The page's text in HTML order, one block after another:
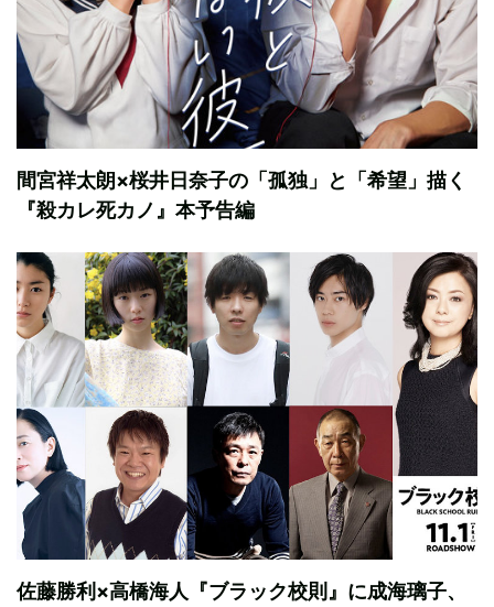
間宮祥太朗×桜井日奈子の「孤独」と「希望」描く
『殺カレ死カノ』本予告編
佐藤勝利×高橋海人『ブラック校則』に成海璃子、